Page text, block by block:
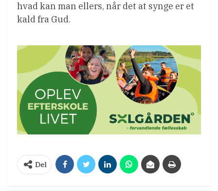
hvad kan man ellers, når det at synge er et
kald fra Gud.
Del